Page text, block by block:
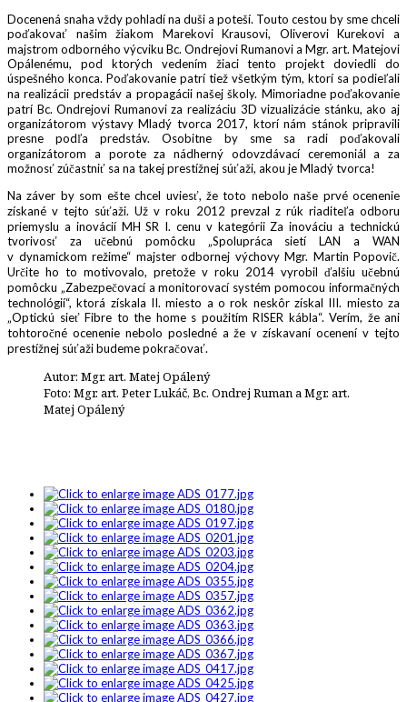
Docenená snaha vždy pohladí na duši a poteší. Touto cestou by sme chceli
poďakovať našim žiakom Marekovi Krausovi, Oliverovi Kurekovi a
majstrom odborného výcviku Bc. Ondrejovi Rumanovi a Mgr. art. Matejovi
Opálenému, pod ktorých vedením žiaci tento projekt doviedli do
úspešného konca. Poďakovanie patrí tiež všetkým tým, ktorí sa podieľali
na realizácii predstáv a propagácii našej školy. Mimoriadne poďakovanie
patrí Bc. Ondrejovi Rumanovi za realizáciu 3D vizualizácie stánku, ako aj
organizátorom výstavy Mladý tvorca 2017, ktorí nám stánok pripravili
presne podľa predstáv. Osobitne by sme sa radi poďakovali
organizátorom a porote za nádherný odovzdávací ceremoniál a za
možnosť zúčastniť sa na takej prestížnej súťaži, akou je Mladý tvorca!
Na záver by som ešte chcel uviesť, že toto nebolo naše prvé ocenenie
získané v tejto súťaži. Už v roku 2012 prevzal z rúk riaditeľa odboru
priemyslu a inovácií MH SR I. cenu v kategórii Za inováciu a technickú
tvorivosť za učebnú pomôcku „Spolupráca sietí LAN a WAN
v dynamickom režime“ majster odbornej výchovy Mgr. Martin Popovič.
Určite ho to motivovalo, pretože v roku 2014 vyrobil ďalšiu učebnú
pomôcku „Zabezpečovací a monitorovací systém pomocou informačných
technológií“, ktorá získala II. miesto a o rok neskôr získal III. miesto za
„Optickú sieť Fibre to the home s použitím RISER kábla“. Verím, že ani
tohtoročné ocenenie nebolo posledné a že v získavaní ocenení v tejto
prestížnej súťaži budeme pokračovať.
Autor: Mgr. art. Matej Opálený
Foto: Mgr. art. Peter Lukáč, Bc. Ondrej Ruman a Mgr. art.
Matej Opálený